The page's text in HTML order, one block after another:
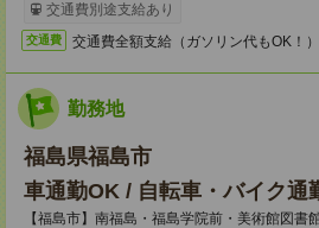
交通費別途支給あり
交通費 交通費全額支給（ガソリン代もOK！）
勤務地
福島県福島市
車通勤OK / 自転車・バイク通
【福島市】南福島・福島学院前・美術館図書